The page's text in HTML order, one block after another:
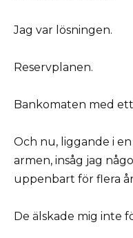
Jag var lösningen.
Reservplanen.
Bankomaten med
Och nu, liggande i
armen, insåg jag
uppenbart för flera
De älskade mig inte